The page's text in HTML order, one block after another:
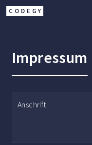
CODEGY
Impressum
Anschrift